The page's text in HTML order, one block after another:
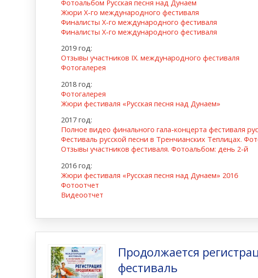
Фотоальбом Русская песня над Дунаем
Жюри X-го международного фестиваля
Финалисты Х-го международного фестиваля
Финалисты Х-го международного фестиваля
2019 год:
Отзывы участников IX. международного фестиваля
Фотогалерея
2018 год:
Фотогалерея
Жюри фестиваля «Русская песня над Дунаем»
2017 год:
Полное видео финального гала-концерта фестиваля
Фестиваль русской песни в Тренчианских Теплицах.
Отзывы участников фестиваля. Фотоальбом: день 2-й
2016 год:
Жюри фестиваля «Русская песня над Дунаем» 2016
Фотоотчет
Видеоотчет
Продолжается
фестиваль